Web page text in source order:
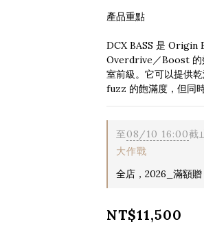
產品重點
DCX BASS 是 Origin
Overdrive／Boost 的
室前級。它可以提供
fuzz 的飽滿度，但同
至08/10 16:00截
大作戰
全店，2026_滿額
NT$11,500